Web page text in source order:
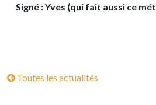
Signé : Yves (qui fait aussi ce
Toutes les actualités